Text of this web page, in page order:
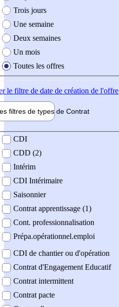
Trois jours
Une semaine
Deux semaines
Un mois
Toutes les offres
le filtre de date de création de l'offre
filtres de types de Contrat
contrat
CDI
CDD (2)
Intérim
CDI Intérimaire
Saisonnier
Contrat apprentissage (1)
Cont. professionnalisation
Prépa.opérationnel.emploi
CDI de chantier ou d'opération
Contrat d'Engagement Educatif
Contrat intermittent
Contrat pacte